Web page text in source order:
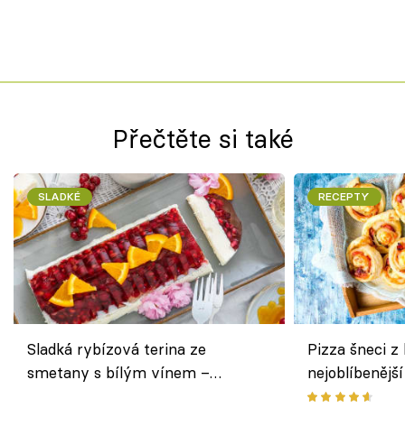
Přečtěte si také
SLADKÉ
Sladká rybízová terina ze
smetany s bílým vínem –
RECEPTY
Pizza šneci